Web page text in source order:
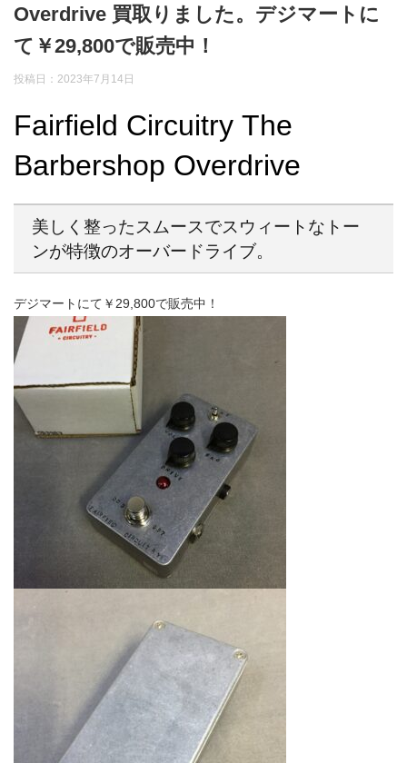
Overdrive 買取りました。デジマートに
て￥29,800で販売中！
投稿日：2023年7月14日
Fairfield Circuitry The
Barbershop Overdrive
美しく整ったスムースでスウィートなトー
ンが特徴のオーバードライブ。
デジマートにて￥29,800で販売中！